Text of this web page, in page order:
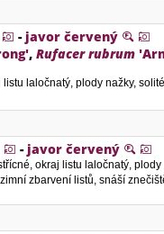
- javor červený
,Rufacer rubrum
laločnatý, plody nažky,
- javor červený
okraj listu laločnatý,
zbarvení listů, snáší